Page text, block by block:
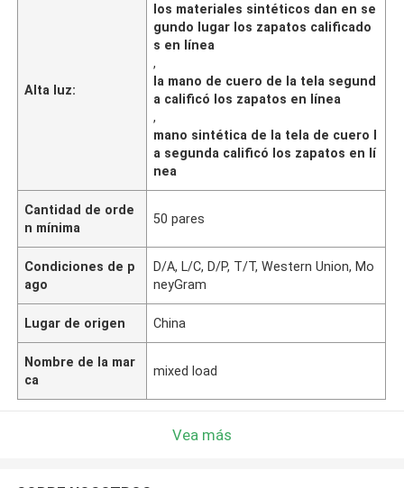
Alta luz:
los materiales sintéticos dan en se
gundo lugar los zapatos calificado
s en línea
,
la mano de cuero de la tela segund
a calificó los zapatos en línea
,
mano sintética de la tela de cuero l
a segunda calificó los zapatos en lí
nea
Cantidad de orde
n mínima
50 pares
Condiciones de p
ago
D/A, L/C, D/P, T/T, Western Union, Mo
neyGram
Lugar de origen China
Nombre de la mar
ca
mixed load
Vea más